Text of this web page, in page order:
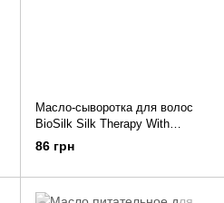
Масло-сыворотка для волос
BioSilk Silk Therapy With
Organic Coconut Oil Leave In
Treatment For Hair & Skin 15 мл
86 грн